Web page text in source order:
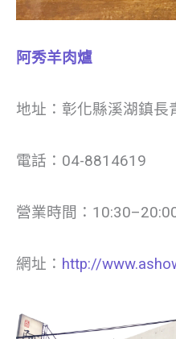
阿秀羊肉爐
地址：彰化縣溪湖鎮長
電話：04-8814619
營業時間：
網址： http://